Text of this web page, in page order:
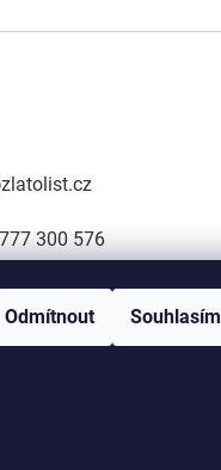
Odmítnout Souhlasím
k
s
zlatolist.cz
300 576
603 358 028